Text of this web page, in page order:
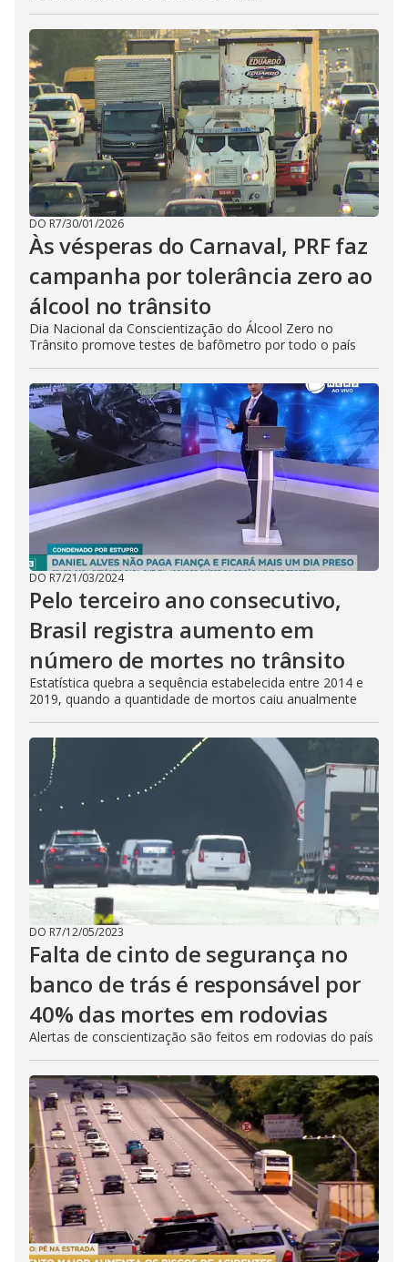
DO R7/30/01/2026
Às vésperas do Carnaval, PRF faz
campanha por tolerância zero ao
álcool no trânsito
Dia Nacional da Conscientização do Álcool Zero no
Trânsito promove testes de bafômetro por todo o país
DO R7/21/03/2024
Pelo terceiro ano consecutivo,
Brasil registra aumento em
número de mortes no trânsito
Estatística quebra a sequência estabelecida entre 2014 e
2019, quando a quantidade de mortos caiu anualmente
DO R7/12/05/2023
Falta de cinto de segurança no
banco de trás é responsável por
40% das mortes em rodovias
Alertas de conscientização são feitos em rodovias do país